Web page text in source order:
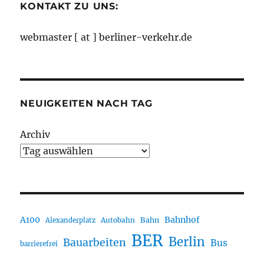
KONTAKT ZU UNS:
webmaster [ at ] berliner-verkehr.de
NEUIGKEITEN NACH TAG
Archiv
A100 Alexanderplatz Autobahn Bahn Bahnhof
barrierefrei Bauarbeiten BER Berlin Bus